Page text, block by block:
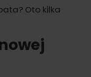
Oto kilka